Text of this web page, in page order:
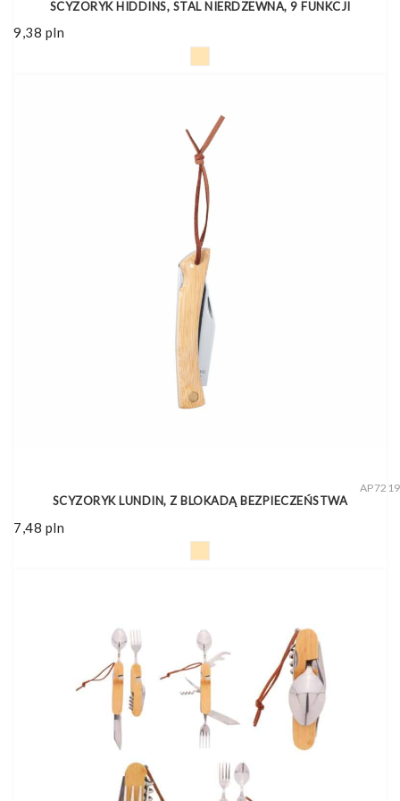
SCYZORYK HIDDINS, STAL NIERDZEWNA, 9 FUNKCJI
9,38 pln
SCYZORYK LUNDIN, Z BLOKADĄ BEZPIECZEŃSTWA
7,48 pln